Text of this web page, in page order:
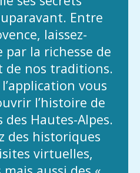
Entre
laissez-
la richesse de
de nos traditions.
vous
l’histoire de
des Hautes-Alpes.
des historiques
virtuelles,